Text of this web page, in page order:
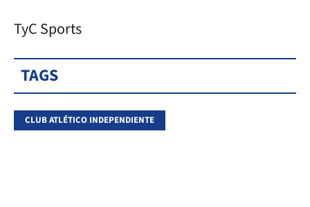
TyC Sports
TAGS
CLUB ATLÉTICO INDEPENDIENTE